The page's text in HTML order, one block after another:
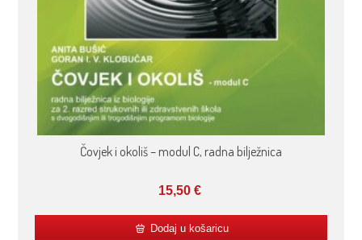
Čovjek i okoliš – modul C, radna bilježnica
15,50 €
Dodaj u košaricu